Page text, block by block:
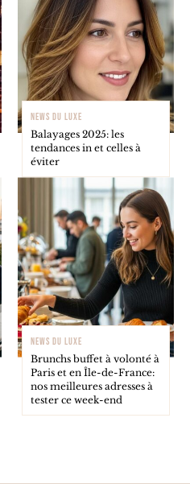
NEWS DU LUXE
Balayages 2025: les
tendances in et celles à
éviter
NEWS DU LUXE
Brunchs buffet à volonté à
Paris et en Île-de-France:
nos meilleures adresses à
tester ce week-end